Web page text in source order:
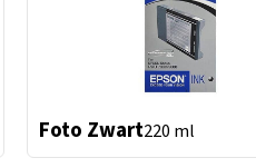
Foto Zwart220 ml